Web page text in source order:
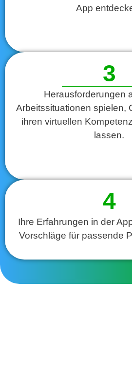
App
3
Herausforderungen
Arbeitssituationen spielen,
ihren virtuellen
lassen.
4
Ihre Erfahrungen in der
Vorschläge für passende